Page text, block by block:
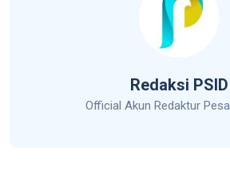
Redaksi PSID
Official Akun Redaktur